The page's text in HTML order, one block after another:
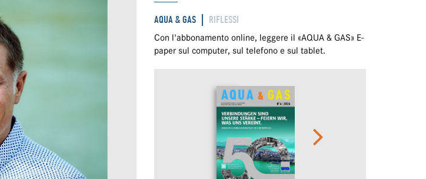
AQUA & GAS RIFLESSI
Con l'abbonamento online, leggere il «AQUA & GAS» E-
paper sul computer, sul telefono e sul tablet.